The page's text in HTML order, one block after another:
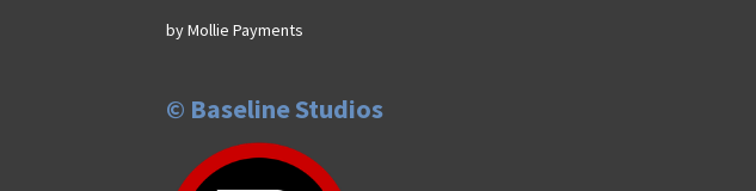
by Mollie Payments
© Baseline Studios